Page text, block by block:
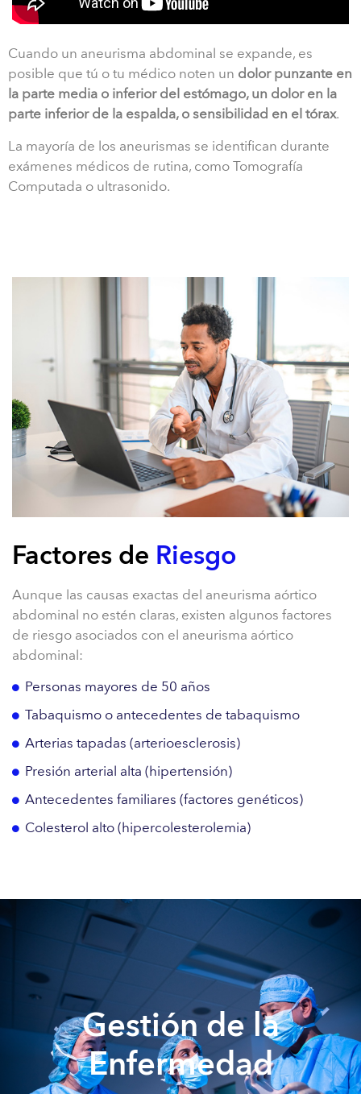
Cuando un aneurisma abdominal se expande, es
posible que tú o tu médico noten un dolor punzante en
la parte media o inferior del estómago, un dolor en la
parte inferior de la espalda, o sensibilidad en el tórax.
La mayoría de los aneurismas se identifican durante
exámenes médicos de rutina, como Tomografía
Computada o ultrasonido.
Factores de Riesgo
Aunque las causas exactas del aneurisma aórtico
abdominal no estén claras, existen algunos factores
de riesgo asociados con el aneurisma aórtico
abdominal:
Personas mayores de 50 años
Tabaquismo o antecedentes de tabaquismo
Arterias tapadas (arterioesclerosis)
Presión arterial alta (hipertensión)
Antecedentes familiares (factores genéticos)
Colesterol alto (hipercolesterolemia)
Gestión de la
Enfermedad